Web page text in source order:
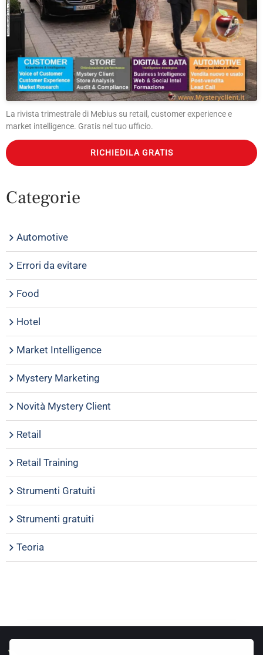
La rivista trimestrale di Mebius su retail, customer experience e
market intelligence. Gratis nel tuo ufficio.
RICHIEDILA GRATIS
Categorie
Automotive
Errori da evitare
Food
Hotel
Market Intelligence
Mystery Marketing
Novità Mystery Client
Retail
Retail Training
Strumenti Gratuiti
Strumenti gratuiti
Teoria